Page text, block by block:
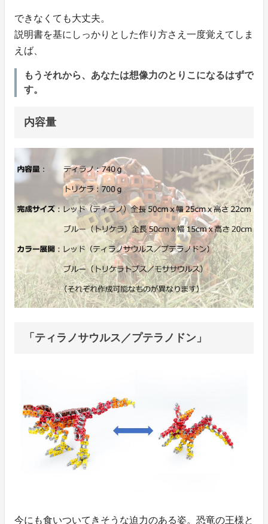
できなくても大丈夫。
説明書を基にしっかりとした作り方さえ一度覚えてしま
えば、
もうそれから、あなたは想像力のとりこになるはずで
す。
内容量
「ティラノサウルス／プテラノドン」
今にも食いついてきそうな迫力のある姿。恐竜の王様と